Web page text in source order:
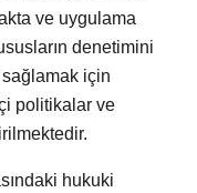
ve uygulama
denetimini
için
politikalar ve
hukuki